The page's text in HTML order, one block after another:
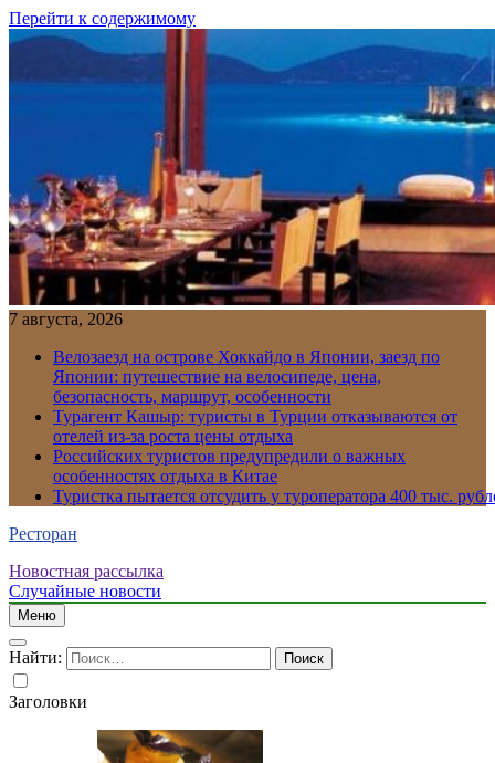
Перейти к содержимому
7 августа, 2026
Велозаезд на острове Хоккайдо в Японии, заезд по
Японии: путешествие на велосипеде, цена,
безопасность, маршрут, особенности
Турагент Кашыр: туристы в Турции отказываются от
отелей из-за роста цены отдыха
Российских туристов предупредили о важных
особенностях отдыха в Китае
Туристка пытается отсудить у туроператора 400 тыс.
Ресторан
Новостная рассылка
Случайные новости
Меню
Найти:
Заголовки